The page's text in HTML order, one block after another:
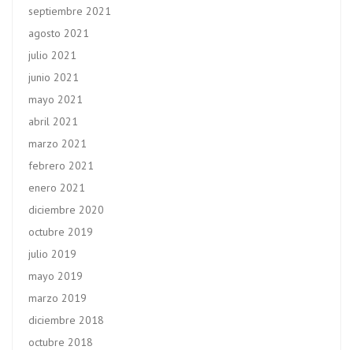
septiembre 2021
agosto 2021
julio 2021
junio 2021
mayo 2021
abril 2021
marzo 2021
febrero 2021
enero 2021
diciembre 2020
octubre 2019
julio 2019
mayo 2019
marzo 2019
diciembre 2018
octubre 2018